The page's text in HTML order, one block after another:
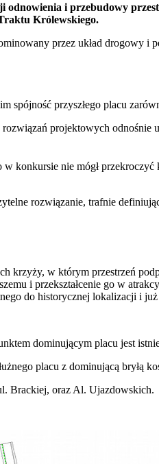
i przebudowy
Królewskiego.
przez układ drogowy
spójność przyszłego placu
projektowych
konkursie nie mógł
rozwiązanie, trafnie
krzyży, w którym przestrzeń
i przekształcenie go w
do historycznej lokalizacji i
dominującym placu jest
placu z dominującą bryłą
Brackiej, oraz Al. Ujazdowskich.